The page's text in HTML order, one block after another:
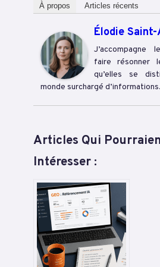
À propos Articles récents
Élodie Saint-
J’accompagne
faire résonner
qu’elles se
monde surchargé d’informations.
Articles Qui
Intéresser :